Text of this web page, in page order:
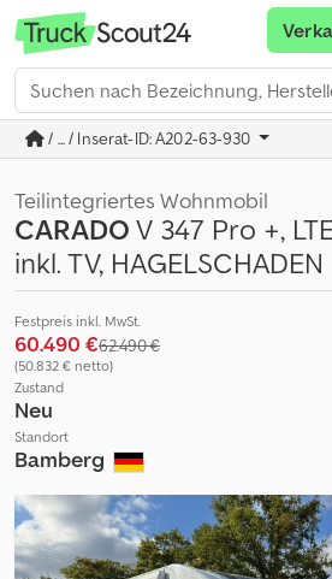
/ ... / Inserat-ID: A202-63-930
Teilintegriertes Wohnmobil
CARADOV 347 Pro +,
inkl. TV, HAGELSCHADEN
Festpreis inkl. MwSt.
60.490 €62.490 €
(50.832 € netto)
Zustand
Neu
Standort
Bamberg